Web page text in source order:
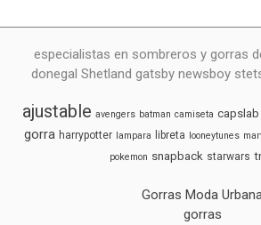
especialistas en sombreros y gorras
donegal Shetland gatsby newsboy
ajustable avengers batman camiseta capslab
gorra harrypotter lampara libreta looneytunes
pokemon snapback starwars
Gorras Moda
gorras